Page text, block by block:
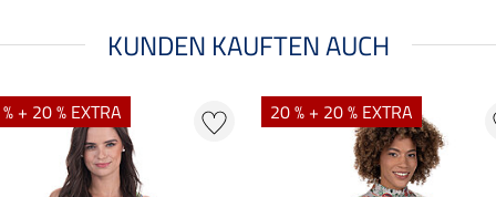
KUNDEN KAUFTEN AUCH
+ 20 % EXTRA 20 % + 20 % EXTRA